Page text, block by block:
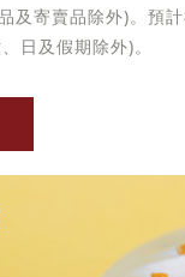
及寄賣品除外)。預
日及假期除外)。